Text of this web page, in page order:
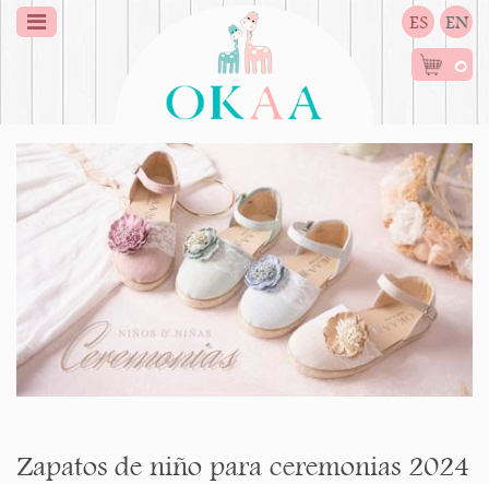
ES EN
0
Zapatos de niño para ceremonias 2024